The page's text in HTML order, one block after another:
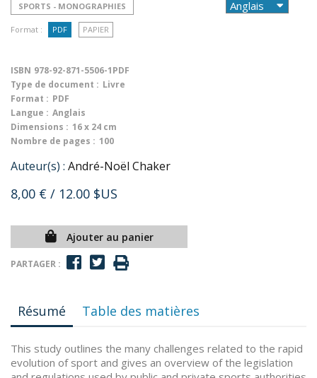
SPORTS - MONOGRAPHIES
Format : PDF PAPIER
ISBN 978-92-871-5506-1PDF
Type de document : Livre
Format : PDF
Langue : Anglais
Dimensions : 16 x 24 cm
Nombre de pages : 100
Auteur(s) : André-Noël Chaker
8,00 € / 12.00 $US
Ajouter au panier
PARTAGER :
Résumé Table des matières
This study outlines the many challenges related to the rapid
evolution of sport and gives an overview of the legislation